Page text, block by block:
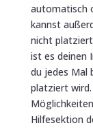
automatisch
kannst
nicht
ist es deinen
du jedes Mal
platziert
Hilfesektion